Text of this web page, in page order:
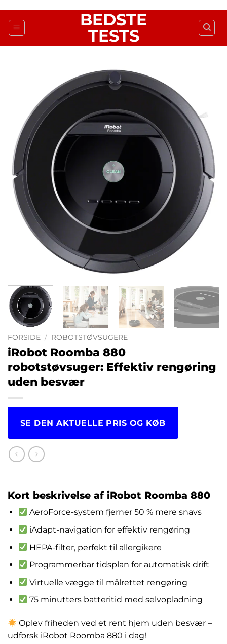
indhold
BEDSTE
TESTS
FORSIDE / ROBOTSTØVSUGERE
iRobot Roomba 880
robotstøvsuger: Effektiv rengøring
uden besvær
SE DEN AKTUELLE PRIS OG KØB
Kort beskrivelse af iRobot Roomba 880
AeroForce-system fjerner 50 % mere snavs
iAdapt-navigation for effektiv rengøring
HEPA-filter, perfekt til allergikere
Programmerbar tidsplan for automatisk drift
Virtuelle vægge til målrettet rengøring
75 minutters batteritid med selvopladning
Oplev friheden ved et rent hjem uden besvær –
udforsk iRobot Roomba 880 i dag!